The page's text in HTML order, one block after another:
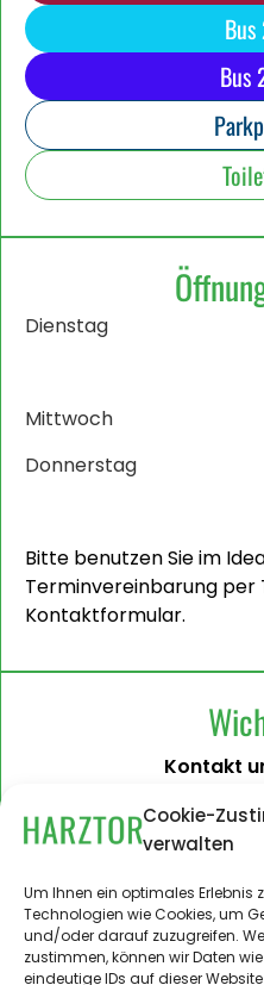
Cookie-
verwalten
Um Ihnen ein optimales Erlebnis
Technologien wie Cookies, um
und/oder darauf zuzugreifen.
zustimmen, können wir Daten
eindeutige IDs auf dieser
Bus
Dienstag
Mittwoch
Donnerstag
Bitte benutzen Sie im
Terminvereinbarung per
Kontaktformular.
Kontakt
Harztor.de